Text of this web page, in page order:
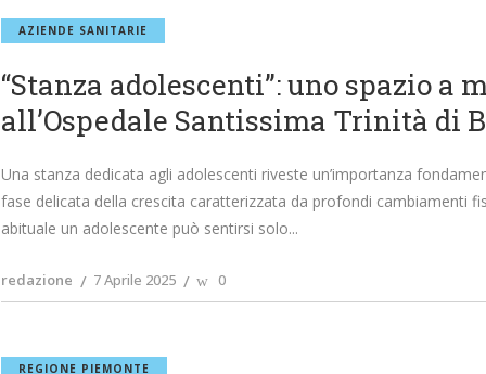
AZIENDE SANITARIE
“Stanza adolescenti”: uno spazio
all’Ospedale Santissima Trinità di
Una stanza dedicata agli adolescenti riveste un’importanza
fase delicata della crescita caratterizzata da profondi cambiamenti
abituale un adolescente può sentirsi solo
redazione 7 Aprile 2025 0
REGIONE PIEMONTE